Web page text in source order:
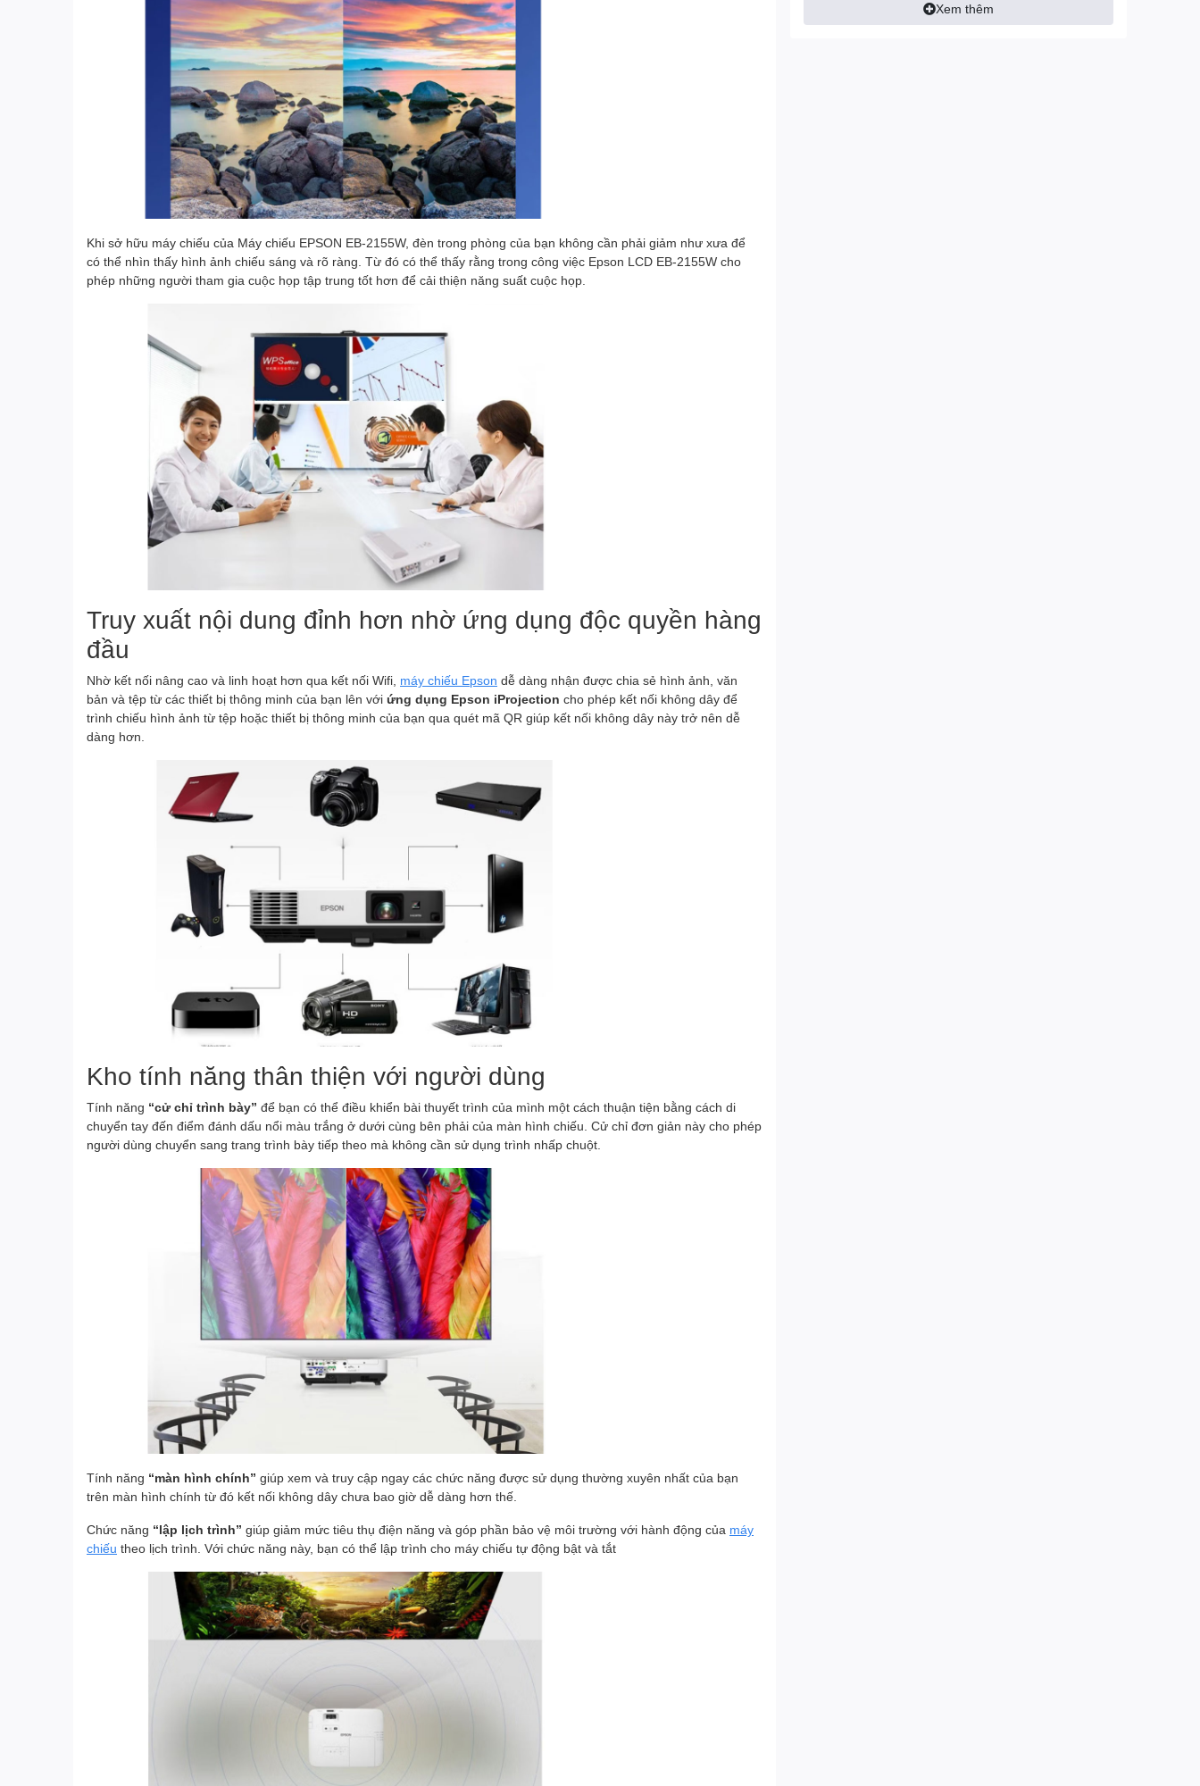
Khi sở hữu máy chiếu của Máy chiếu EPSON EB-2155W, đèn trong phòng của bạn không cần phải giảm như xưa để
có thể nhìn thấy hình ảnh chiếu sáng và rõ ràng. Từ đó có thể thấy rằng trong công việc Epson LCD EB-2155W cho
phép những người tham gia cuộc họp tập trung tốt hơn để cải thiện năng suất cuộc họp.
Truy xuất nội dung đỉnh hơn nhờ ứng dụng độc quyền hàng
đầu
Nhờ kết nối nâng cao và linh hoạt hơn qua kết nối Wifi, máy chiếu Epson dễ dàng nhận được chia sẻ hình ảnh, văn
bản và tệp từ các thiết bị thông minh của bạn lên với ứng dụng Epson iProjection cho phép kết nối không dây để
trình chiếu hình ảnh từ tệp hoặc thiết bị thông minh của bạn qua quét mã QR giúp kết nối không dây này trở nên dễ
dàng hơn.
Kho tính năng thân thiện với người dùng
Tính năng “cử chỉ trình bày” để bạn có thể điều khiển bài thuyết trình của mình một cách thuận tiện bằng cách di
chuyển tay đến điểm đánh dấu nổi màu trắng ở dưới cùng bên phải của màn hình chiếu. Cử chỉ đơn giản này cho phép
người dùng chuyển sang trang trình bày tiếp theo mà không cần sử dụng trình nhấp chuột.
Tính năng “màn hình chính” giúp xem và truy cập ngay các chức năng được sử dụng thường xuyên nhất của bạn
trên màn hình chính từ đó kết nối không dây chưa bao giờ dễ dàng hơn thế.
Chức năng “lập lịch trình” giúp giảm mức tiêu thụ điện năng và góp phần bảo vệ môi trường với hành động của máy
chiếu theo lịch trình. Với chức năng này, bạn có thể lập trình cho máy chiếu tự động bật và tắt
Xem thêm